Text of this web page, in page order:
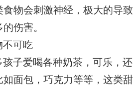
食物会刺激神经，极大的导致
伤害。
不可吃
子爱喝各种奶茶，可乐，还
面包，巧克力等等，这类甜